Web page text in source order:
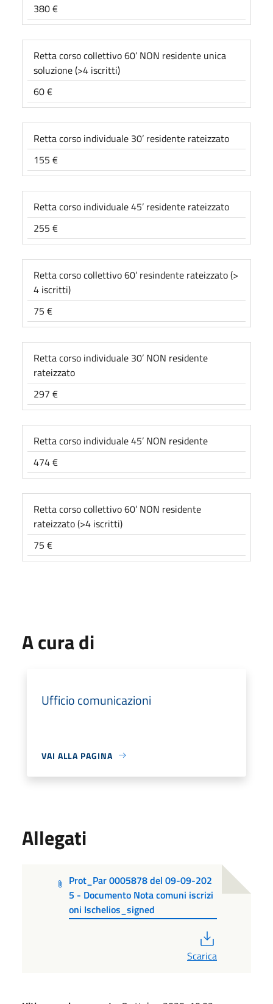
380 €
Retta corso collettivo 60’ NON residente unica
soluzione (>4 iscritti)
60 €
Retta corso individuale 30’ residente rateizzato
155 €
Retta corso individuale 45’ residente rateizzato
255 €
Retta corso collettivo 60’ resindente rateizzato (>
4 iscritti)
75 €
Retta corso individuale 30’ NON residente
rateizzato
297 €
Retta corso individuale 45’ NON residente
474 €
Retta corso collettivo 60’ NON residente
rateizzato (>4 iscritti)
75 €
A cura di
Ufficio comunicazioni
VAI ALLA PAGINA
Allegati
Prot_Par 0005878 del 09-09-202
5 - Documento Nota comuni iscrizi
oni Ischelios_signed
Scarica